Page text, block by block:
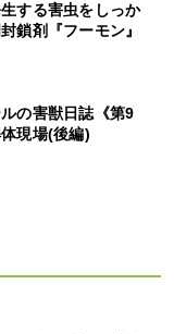
する害虫をしっか
鎖剤『フーモン』
の害獣日誌《第9
現場(後編)